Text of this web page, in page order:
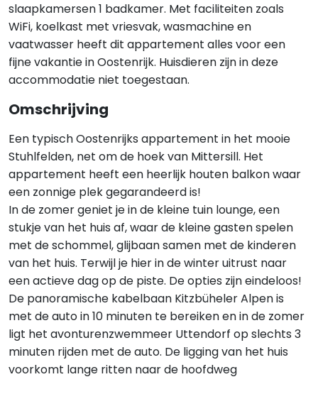
slaapkamersen 1 badkamer. Met faciliteiten zoals
WiFi, koelkast met vriesvak, wasmachine en
vaatwasser heeft dit appartement alles voor een
fijne vakantie in Oostenrijk. Huisdieren zijn in deze
accommodatie niet toegestaan.
Omschrijving
Een typisch Oostenrijks appartement in het mooie
Stuhlfelden, net om de hoek van Mittersill. Het
appartement heeft een heerlijk houten balkon waar
een zonnige plek gegarandeerd is!
In de zomer geniet je in de kleine tuin lounge, een
stukje van het huis af, waar de kleine gasten spelen
met de schommel, glijbaan samen met de kinderen
van het huis. Terwijl je hier in de winter uitrust naar
een actieve dag op de piste. De opties zijn eindeloos!
De panoramische kabelbaan Kitzbüheler Alpen is
met de auto in 10 minuten te bereiken en in de zomer
ligt het avonturenzwemmeer Uttendorf op slechts 3
minuten rijden met de auto. De ligging van het huis
voorkomt lange ritten naar de hoofdweg